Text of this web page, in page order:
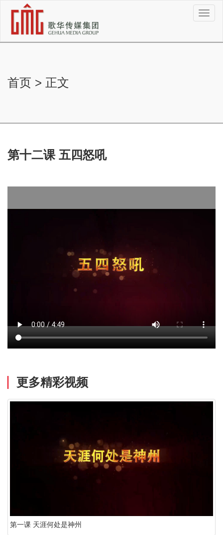
切
换
航
首页 > 正文
第十二课 五四怒吼
更多精彩视频
第一课 天涯何处是神州